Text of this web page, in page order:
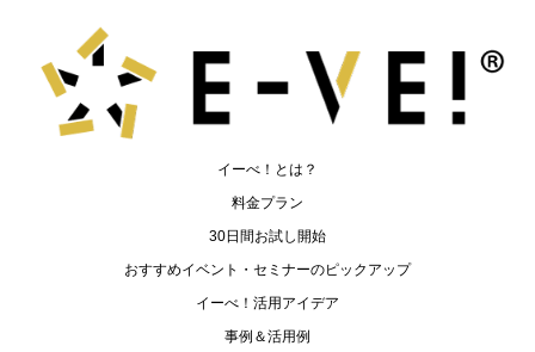
イーべ！とは？
料金プラン
30日間お試し開始
おすすめイベント・セミナーのピックアップ
イーべ！活用アイデア
事例＆活用例